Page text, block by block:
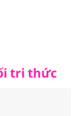
tri thức